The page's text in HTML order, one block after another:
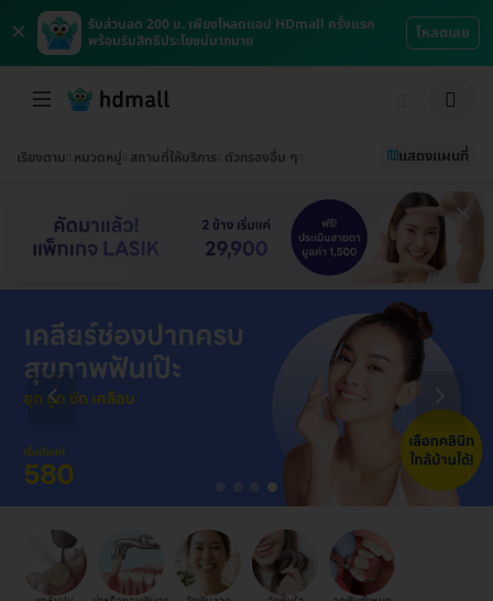
×
รับส่วนลด 200 บ. เพียงโหลดแอป HDmall ครั้งแรก
พร้อมรับสิทธิประโยชน์มากมาย
โหลดเลย
เรียงตาม หมวดหมู่ สถานที่ให้บริการ ตัวกรองอื่น ๆ แสดงแผนที่